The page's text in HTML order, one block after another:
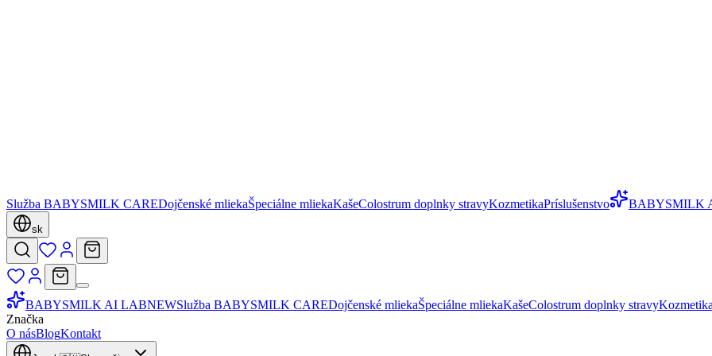
Služba BABYSMILK CAREDojčenské mliekaŠpeciálne mliekaKašeColostrum doplnky stravyKozmetikaPríslušenstvo BABYSMILK
sk
BABYSMILK AI LABNEWSlužba BABYSMILK CAREDojčenské mliekaŠpeciálne mliekaKašeColostrum doplnky stravyKozmetika
Značka
O násBlogKontakt